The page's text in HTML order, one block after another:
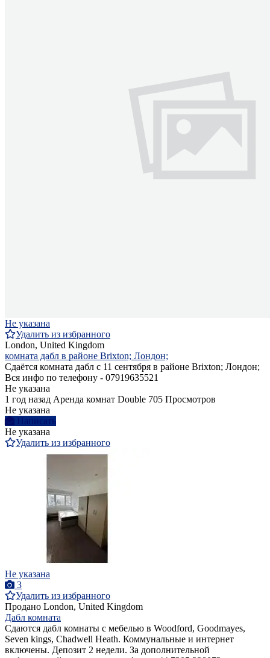
Не указана
Удалить из избранного
London, United Kingdom
комната дабл в районе Brixton; Лондон;
Сдаётся комната дабл с 11 сентября в районе Brixton; Лондон;
Вся инфо по телефону - 07919635521
Не указана
1 год назад Аренда комнат Double 705 Просмотров
Не указана
Написать
Не указана
Удалить из избранного
Не указана
3
Удалить из избранного
Продано London, United Kingdom
Дабл комната
Сдаются дабл комнаты с мебелью в Woodford, Goodmayes,
Seven kings, Chadwell Heath. Коммунальные и интернет
включены. Депозит 2 недели. За дополнительной